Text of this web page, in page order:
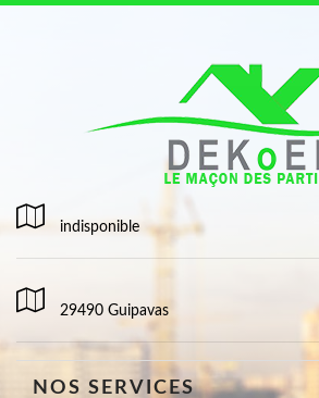
indisponible
29490 Guipavas
NOS SERVICES